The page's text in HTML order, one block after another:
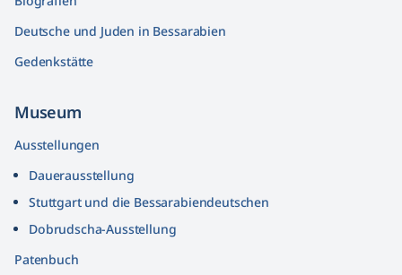
Deutsche und Juden in Bessarabien
Gedenkstätte
Museum
Ausstellungen
Dauerausstellung
Stuttgart und die Bessarabiendeutschen
Dobrudscha­-Ausstellung
Patenbuch